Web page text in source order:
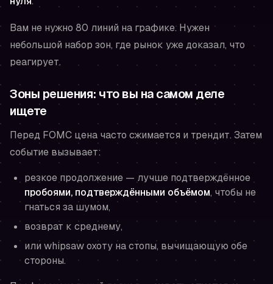
Вам не нужно 80 линий на графике. Нужен
небольшой набор зон, где рынок уже доказал, что
реагирует.
Зоны решения: что вы на самом деле
ищете
Перед FOMC цена часто сжимается и трендит. Затем
событие вызывает:
резкое продолжение — лучше подтверждённое
пробоями, подтверждёнными объёмом, чтобы не
гнаться за шумом,
возврат к среднему,
или whipsaw охоту на стопы, вычищающую обе
стороны.